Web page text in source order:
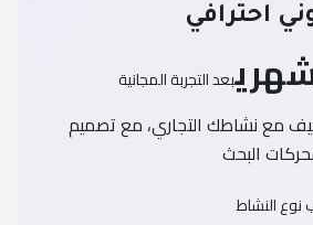
احترافي
بعد التجربة المجانية
مع نشاطك التجاري، مع تصميم
البحث
النشاط